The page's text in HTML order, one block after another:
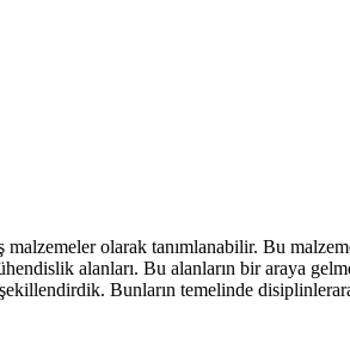
olarak tanımlanabilir. Bu
alanları. Bu alanların bir araya
Bunların temelinde